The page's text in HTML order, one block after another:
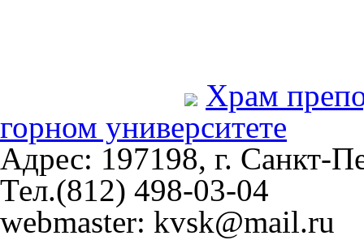
Храм
горном университете
Адрес: 197198, г. Санкт-
Тел.(812) 498-03-04
webmaster: kvsk@mail.ru